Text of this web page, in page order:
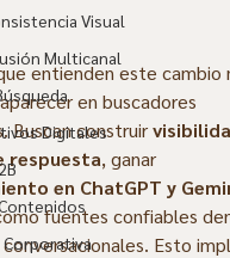
Visual
Multicanal
Digitales
Corporativa
entienden este cambio
en buscadores
Buscan construir
respuesta, ganar
en ChatGPT y
fuentes confiables
Esto